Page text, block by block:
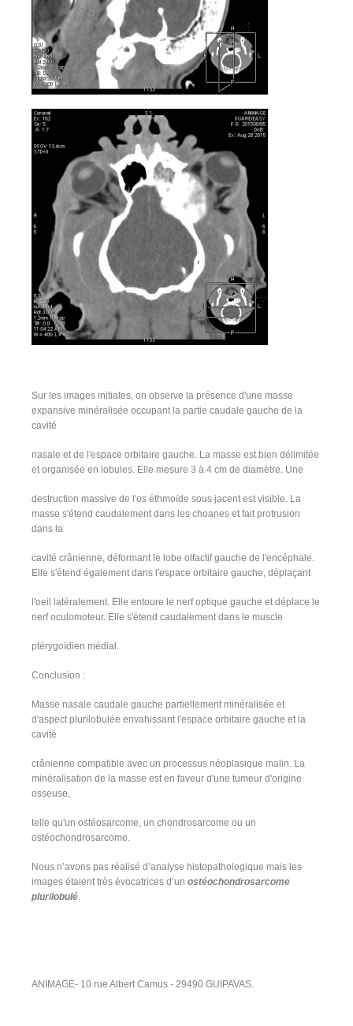
Sur les images initiales, on observe la présence d'une masse
expansive minéralisée occupant la partie caudale gauche de la
cavité
nasale et de l'espace orbitaire gauche. La masse est bien délimitée
et organisée en lobules. Elle mesure 3 à 4 cm de diamètre. Une
destruction massive de l'os éthmoïde sous jacent est visible. La
masse s'étend caudalement dans les choanes et fait protrusion
dans la
cavité crânienne, déformant le lobe olfactif gauche de l'encéphale.
Elle s'étend également dans l'espace orbitaire gauche, déplaçant
l'oeil latéralement. Elle entoure le nerf optique gauche et déplace le
nerf oculomoteur. Elle s'étend caudalement dans le muscle
ptérygoïdien médial.
Conclusion :
Masse nasale caudale gauche partiellement minéralisée et
d'aspect plurilobulée envahissant l'espace orbitaire gauche et la
cavité
crânienne compatible avec un processus néoplasique malin. La
minéralisation de la masse est en faveur d'une tumeur d'origine
osseuse,
telle qu'un ostéosarcome, un chondrosarcome ou un
ostéochondrosarcome.
Nous n’avons pas réalisé d’analyse histopathologique mais les
images étaient très évocatrices d’un ostéochondrosarcome
plurilobulé.
ANIMAGE- 10 rue Albert Camus - 29490 GUIPAVAS.